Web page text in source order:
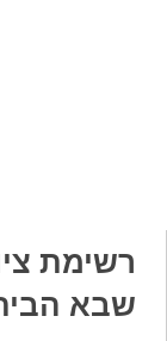
רשימת
שבא